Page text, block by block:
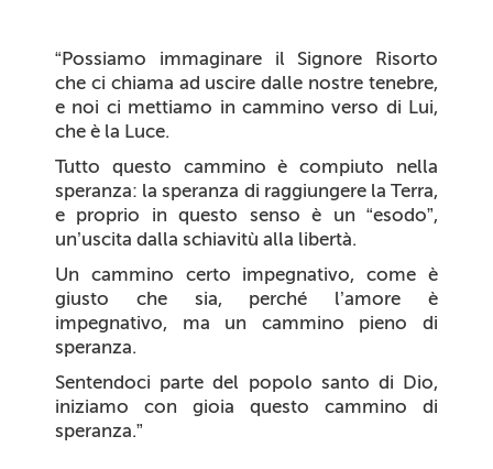
“Possiamo immaginare il Signore Risorto
che ci chiama ad uscire dalle nostre tenebre,
e noi ci mettiamo in cammino verso di Lui,
che è la Luce.
Tutto questo cammino è compiuto nella
speranza: la speranza di raggiungere la Terra,
e proprio in questo senso è un “esodo”,
un’uscita dalla schiavitù alla libertà.
Un cammino certo impegnativo, come è
giusto che sia, perché l’amore è
impegnativo, ma un cammino pieno di
speranza.
Sentendoci parte del popolo santo di Dio,
iniziamo con gioia questo cammino di
speranza.”